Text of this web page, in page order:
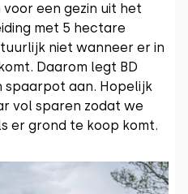
voor een gezin uit het
met 5 hectare
niet wanneer er in
Daarom legt BD
spaarpot aan. Hopelijk
vol sparen zodat we
er grond te koop komt.